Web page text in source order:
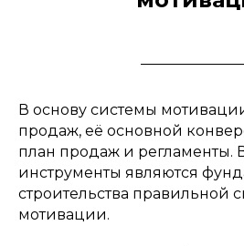
В основу системы
продаж, её основной
план продаж и регламенты.
инструменты являются
строительства правильной
мотивации.